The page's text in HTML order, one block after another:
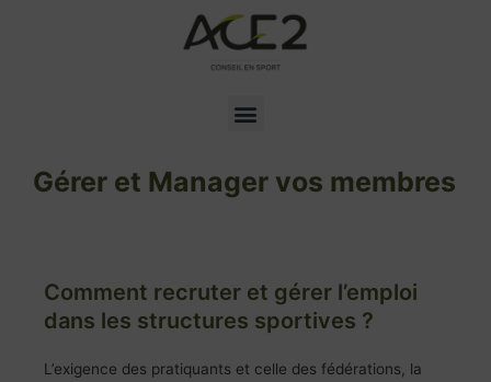
Menu
Gérer et Manager vos membres
Comment recruter et gérer l’emploi
dans les structures sportives ?
L’exigence des pratiquants et celle des fédérations, la